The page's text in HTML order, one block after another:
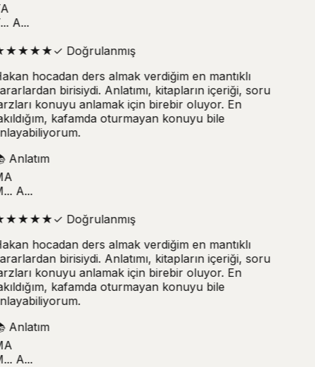
A...
★★★★✓Doğrulanmış
hocadan ders almak verdiğim en mantıklı
birisiydi. Anlatımı, kitapların içeriği, soru
konuyu anlamak için birebir oluyor. En
kafamda oturmayan konuyu bile
Anlatım
A...
★★★★✓Doğrulanmış
hocadan ders almak verdiğim en mantıklı
birisiydi. Anlatımı, kitapların içeriği, soru
konuyu anlamak için birebir oluyor. En
kafamda oturmayan konuyu bile
Anlatım
A...